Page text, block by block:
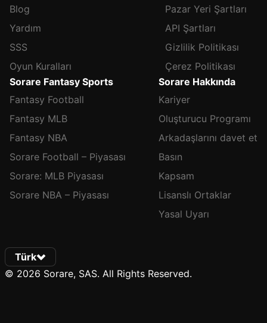
Blog
Yardım
SSS
Oyun Kuralları
Pazar Yeri Şartları
API Şartları
Gizlilik Politikası
Çerez Politikası
Sorare Fantasy Sports
Fantasy Football
Fantasy MLB
Fantasy NBA
Sorare Football – Piyasası
Sorare: MLB Piyasası
Sorare NBA – Piyasası
Sorare Hakkında
Kariyer
Oluşturucu Programı
Arkadaşlarını davet et
Basın
Kapsam
Lisanslı Ortaklar
Yasal Uyarı
Türk
© 2026 Sorare, SAS. All Rights Reserved.